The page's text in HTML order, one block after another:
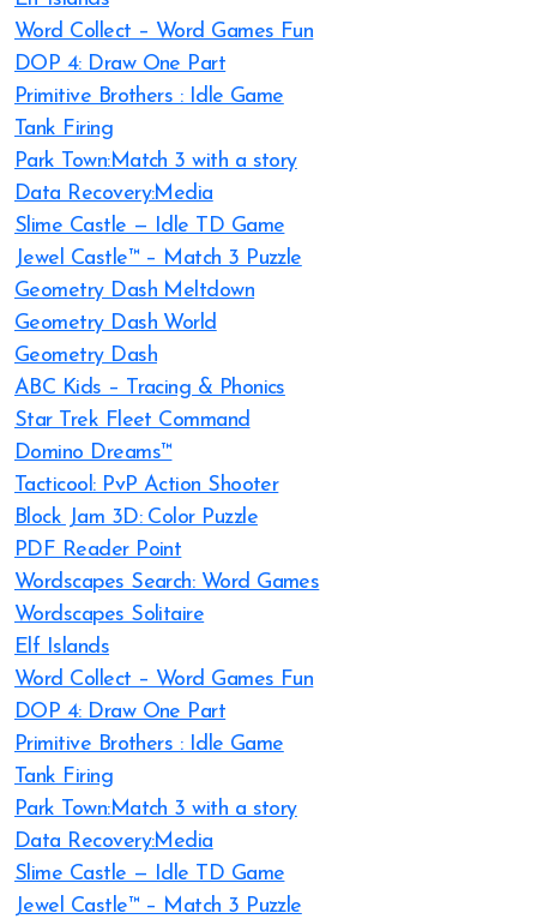
Word Collect – Word Games Fun
DOP 4: Draw One Part
Primitive Brothers : Idle Game
Tank Firing
Park Town:Match 3 with a story
Data Recovery:Media
Slime Castle — Idle TD Game
Jewel Castle™ – Match 3 Puzzle
Geometry Dash Meltdown
Geometry Dash World
Geometry Dash
ABC Kids – Tracing & Phonics
Star Trek Fleet Command
Domino Dreams™
Tacticool: PvP Action Shooter
Block Jam 3D: Color Puzzle
PDF Reader Point
Wordscapes Search: Word Games
Wordscapes Solitaire
Elf Islands
Word Collect – Word Games Fun
DOP 4: Draw One Part
Primitive Brothers : Idle Game
Tank Firing
Park Town:Match 3 with a story
Data Recovery:Media
Slime Castle — Idle TD Game
Jewel Castle™ – Match 3 Puzzle